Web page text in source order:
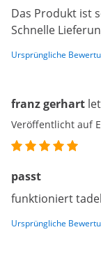
Das Produkt ist
Schnelle
Ursprüngliche
franz gerhart
Veröffentlicht auf
passt
funktioniert
Ursprüngliche